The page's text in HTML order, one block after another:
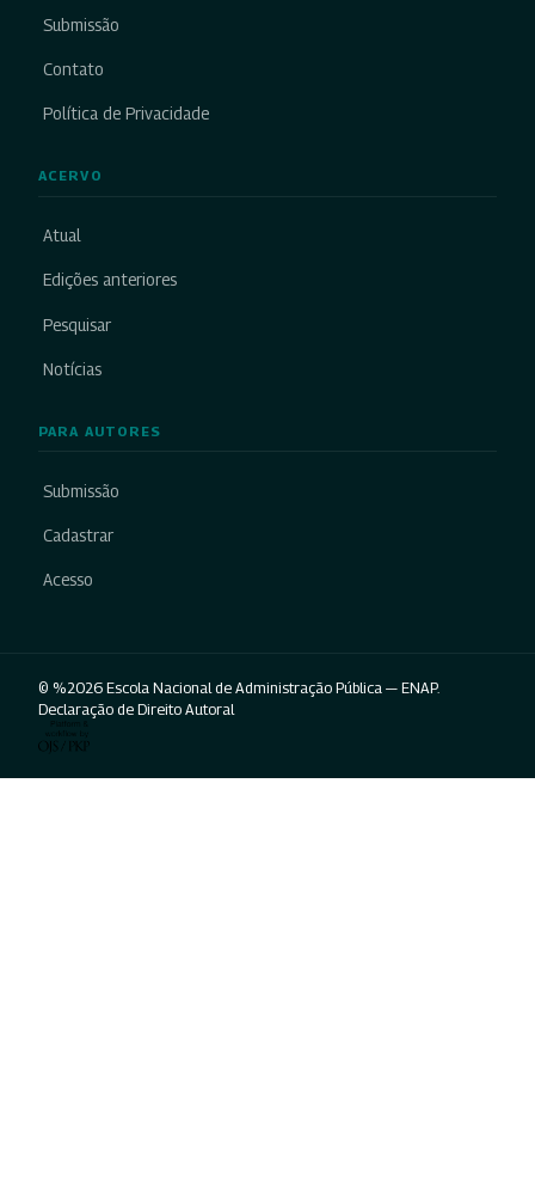
Submissão
Contato
Política de Privacidade
ACERVO
Atual
Edições anteriores
Pesquisar
Notícias
PARA AUTORES
Submissão
Cadastrar
Acesso
© %2026 Escola Nacional de Administração Pública — ENAP.
Declaração de Direito Autoral